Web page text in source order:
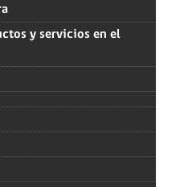
y servicios en el